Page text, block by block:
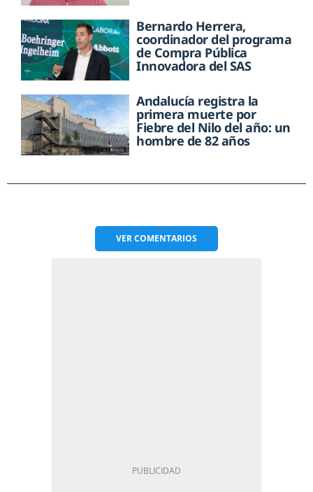
Bernardo Herrera,
coordinador del programa
de Compra Pública
Innovadora del SAS
Andalucía registra la
primera muerte por
Fiebre del Nilo del año: un
hombre de 82 años
VERCOMENTARIOS